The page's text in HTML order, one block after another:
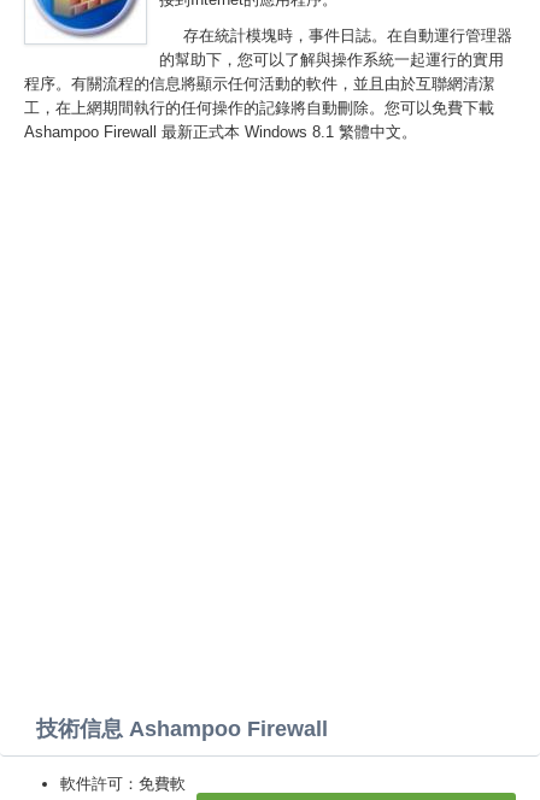
存在統計模塊時，事件日誌。在自動運行管理器
的幫助下，您可以了解與操作系統一起運行的實用
程序。有關流程的信息將顯示任何活動的軟件，並且由於互聯網清潔
工，在上網期間執行的任何操作的記錄將自動刪除。您可以免費下載
Ashampoo Firewall 最新正式本 Windows 8.1 繁體中文。
技術信息 Ashampoo Firewall
軟件許可：免費軟